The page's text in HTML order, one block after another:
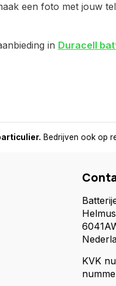
een foto met jouw
in Duracell
Bedrijven ook op
KVK